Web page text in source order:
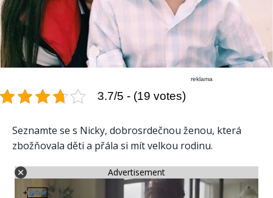
reklama
3.7/5 - (19 votes)
Seznamte se s Nicky, dobrosrdečnou ženou, která
zbožňovala děti a přála si mít velkou rodinu.
Advertisement